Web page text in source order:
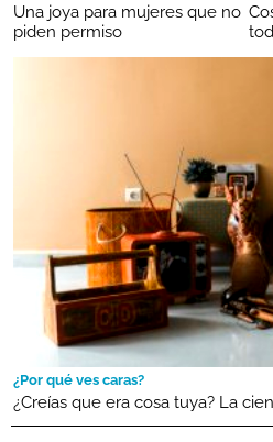
Una joya para mujeres que no
piden permiso
¿Por qué ves caras?
¿Creías que era cosa tuya? La